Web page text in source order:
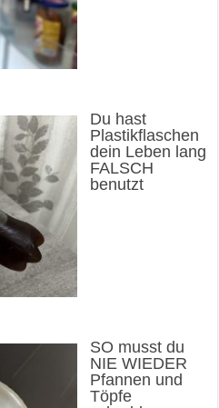
Du hast
Plastikflaschen
dein Leben lang
FALSCH
benutzt
SO musst du
NIE WIEDER
Pfannen und
Töpfe